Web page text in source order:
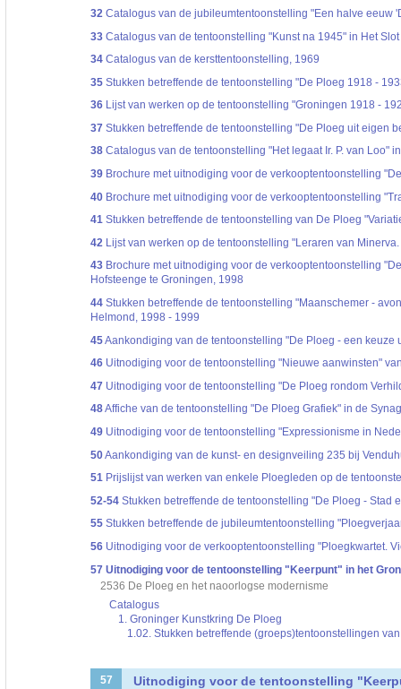
32Catalogus van de jubileumtentoonstelling "Een halve eeuw
33Catalogus van de tentoonstelling "Kunst na 1945" in Het Slot
34Catalogus van de kersttentoonstelling, 1969
35Stukken betreffende de tentoonstelling "De Ploeg 1918 -
36Lijst van werken op de tentoonstelling "Groningen 1918 -
37Stukken betreffende de tentoonstelling "De Ploeg uit eigen
38Catalogus van de tentoonstelling "Het legaat Ir. P. van Loo"
39Brochure met uitnodiging voor de verkooptentoonstelling
40Brochure met uitnodiging voor de verkooptentoonstelling
41Stukken betreffende de tentoonstelling van De Ploeg
42Lijst van werken op de tentoonstelling "Leraren van
43Brochure met uitnodiging voor de verkooptentoonstelling
Hofsteenge te Groningen, 1998
44Stukken betreffende de tentoonstelling "Maanschemer -
Helmond, 1998 - 1999
45Aankondiging van de tentoonstelling "De Ploeg - een
46Uitnodiging voor de tentoonstelling "Nieuwe aanwinsten"
47Uitnodiging voor de tentoonstelling "De Ploeg rondom
48Affiche van de tentoonstelling "De Ploeg Grafiek" in de
49Uitnodiging voor de tentoonstelling "Expressionisme in
50Aankondiging van de kunst- en designveiling 235 bij
51Prijslijst van werken van enkele Ploegleden op de
52-54Stukken betreffende de tentoonstelling "De Ploeg - Stad
55Stukken betreffende de jubileumtentoonstelling
56Uitnodiging voor de verkooptentoonstelling "Ploegkwartet.
57 Uitnodiging voor de tentoonstelling "Keerpunt" in het
2536 De Ploeg en het naoorlogse modernisme
Catalogus
1. Groninger Kunstkring De Ploeg
1.02. Stukken betreffende (groeps)tentoonstellingen
57 Uitnodiging voor de tentoonstelling